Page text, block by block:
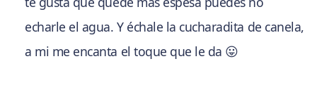
echarle el agua. Y échale la cucharadita de canela,
a mi me encanta el toque que le da 😛